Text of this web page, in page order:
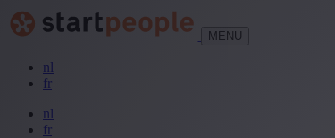
MENU
nl
fr
nl
fr